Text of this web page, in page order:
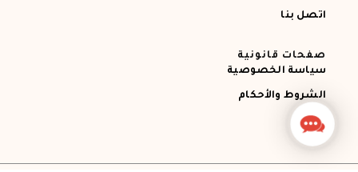
اتصل بنا
صفحات قانونية
سياسة الخصوصية
الشروط والأحكام
Contact
Us